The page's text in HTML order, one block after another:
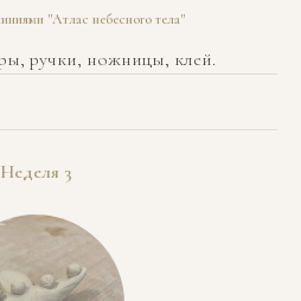
"Атлас небесного тела"
ручки, ножницы, клей.
Неделя 3